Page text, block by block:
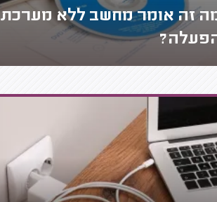
זה אומר מחשב ללא מערכת